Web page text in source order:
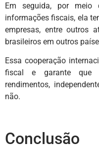
Em seguida, por meio
informações fiscais, ela
empresas, entre outros
brasileiros em outros
Essa cooperação
fiscal e garante que
rendimentos,
não.
Conclusão